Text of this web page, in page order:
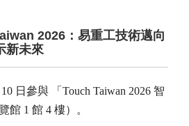
2026：易重工技術邁向
新未來
日參與 「Touch Taiwan 2026 智
館 1 館 4 樓）。